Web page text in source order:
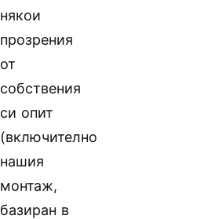
някои
прозрения
от
собствения
си опит
(включително
нашия
монтаж,
базиран в